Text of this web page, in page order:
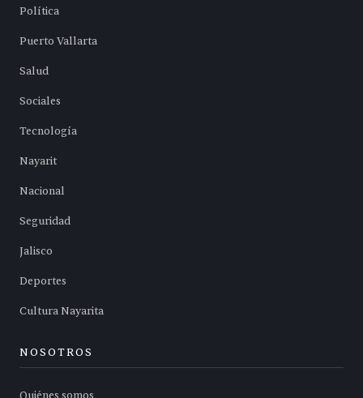
Política
Puerto Vallarta
Salud
Sociales
Tecnología
Nayarit
Nacional
Seguridad
Jalisco
Deportes
Cultura Nayarita
NOSOTROS